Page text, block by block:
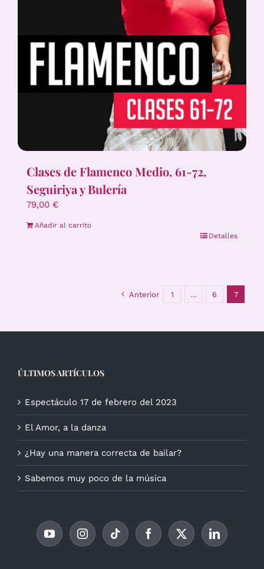
Clases de Flamenco Medio, 61-72,
Seguiriya y Bulería
79,00 €
Añadir al carrito
Detalles
Anterior 1 … 6 7
ÚLTIMOS ARTÍCULOS
Espectáculo 17 de febrero del 2023
El Amor, a la danza
¿Hay una manera correcta de bailar?
Sabemos muy poco de la música